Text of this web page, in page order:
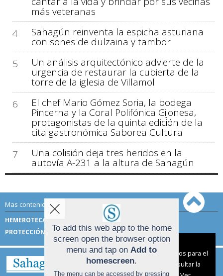
más veteranas
4
Sahagún reinventa la espicha asturiana
con sones de dulzaina y tambor
5
Un análisis arquitectónico advierte de la
urgencia de restaurar la cubierta de la
torre de la iglesia de Villamol
6
El chef Mario Gómez Soria, la bodega
Pincerna y la Coral Polifónica Gijonesa,
protagonistas de la quinta edición de la
cita gastronómica Saborea Cultura
7
Una colisión deja tres heridos en la
autovía A-231 a la altura de Sahagún
Mas contenido de Sahagún Digital:
HEMEROTECA
TÉRMINOS DE USO
PROTECCIÓN DE DATOSTo add this web app to the home
screen open the browser option
menu and tap on Add to
homescreen.
The menu can be accessed by pressing
Aviso sobre el Uso de cookies:
Utilizamos cookies nuestras y de terceros para el
funcionamiento del digital. Puedes consultar la